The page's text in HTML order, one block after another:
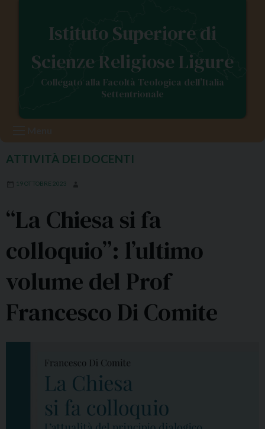
Istituto Superiore di
Scienze Religiose Ligure
Collegato alla Facoltà Teologica dell’Italia
Settentrionale
ATTIVITÀ DEI DOCENTI
19 OTTOBRE 2023
“La Chiesa si fa
colloquio”: l’ultimo
volume del Prof
Francesco Di Comite